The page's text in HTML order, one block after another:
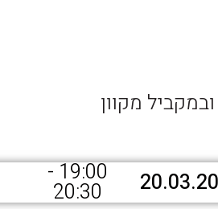
מקוון
19:00 -
20:30